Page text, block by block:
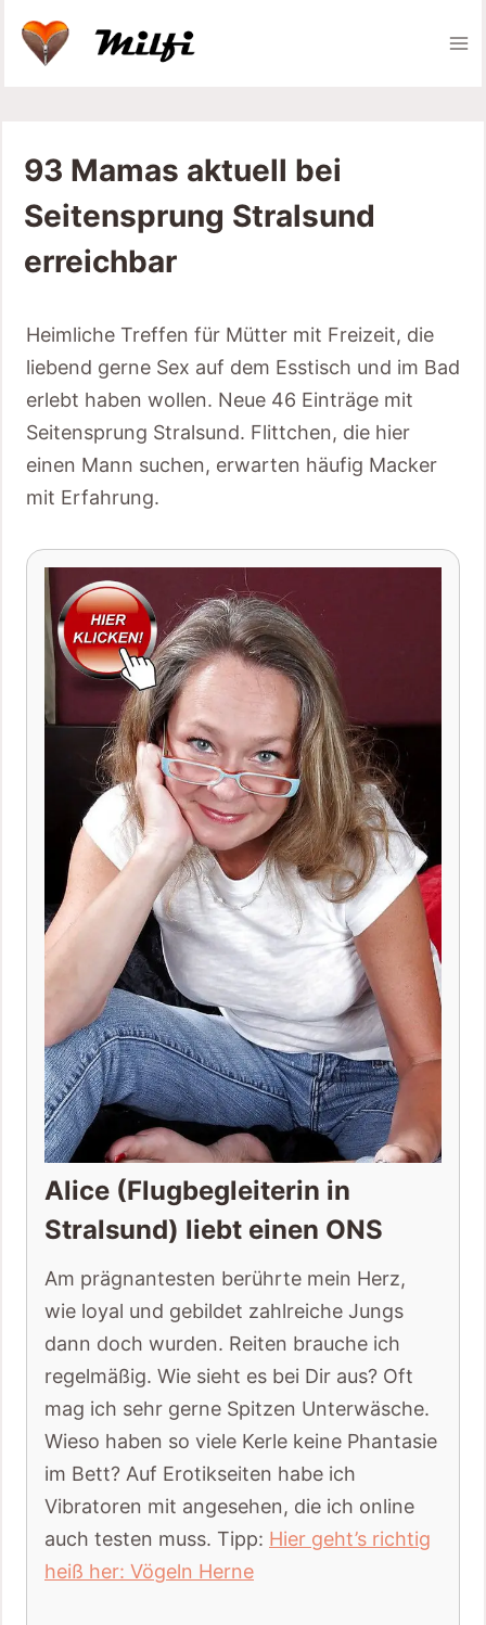
Inhalt
93 Mamas aktuell bei
Seitensprung Stralsund
erreichbar
Heimliche Treffen für Mütter mit Freizeit, die
liebend gerne Sex auf dem Esstisch und im Bad
erlebt haben wollen. Neue 46 Einträge mit
Seitensprung Stralsund. Flittchen, die hier
einen Mann suchen, erwarten häufig Macker
mit Erfahrung.
Alice (Flugbegleiterin in
Stralsund) liebt einen ONS
Am prägnantesten berührte mein Herz,
wie loyal und gebildet zahlreiche Jungs
dann doch wurden. Reiten brauche ich
regelmäßig. Wie sieht es bei Dir aus? Oft
mag ich sehr gerne Spitzen Unterwäsche.
Wieso haben so viele Kerle keine Phantasie
im Bett? Auf Erotikseiten habe ich
Vibratoren mit angesehen, die ich online
auch testen muss. Tipp: Hier geht’s richtig
heiß her: Vögeln Herne